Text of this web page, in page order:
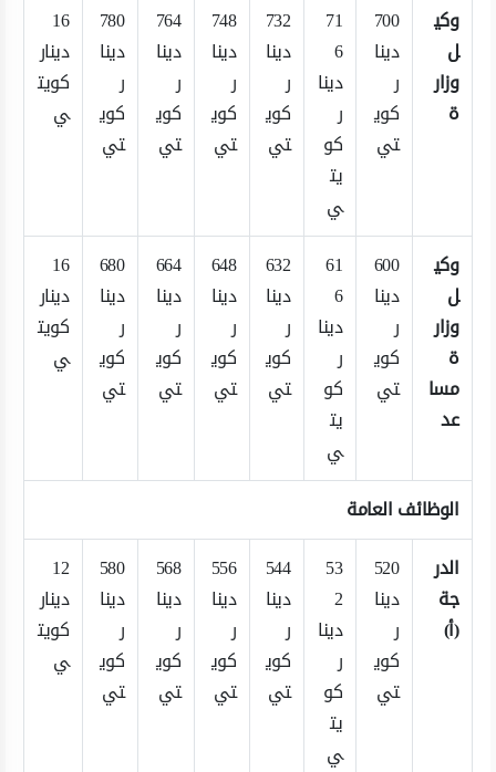
وكي
ل
وزار
ة
700
دينا
ر
كوي
تي
71
6
دينا
ر
كو
يت
ي
732
دينا
ر
كوي
تي
748
دينا
ر
كوي
تي
764
دينا
ر
كوي
تي
780
دينا
ر
كوي
تي
16
دينار
كويت
ي
وكي
ل
وزار
ة
مسا
عد
600
دينا
ر
كوي
تي
61
6
دينا
ر
كو
يت
ي
632
دينا
ر
كوي
تي
648
دينا
ر
كوي
تي
664
دينا
ر
كوي
تي
680
دينا
ر
كوي
تي
16
دينار
كويت
ي
الوظائف العامة
الدر
جة
(أ)
520
دينا
ر
كوي
تي
53
2
دينا
ر
كو
يت
ي
544
دينا
ر
كوي
تي
556
دينا
ر
كوي
تي
568
دينا
ر
كوي
تي
580
دينا
ر
كوي
تي
12
دينار
كويت
ي